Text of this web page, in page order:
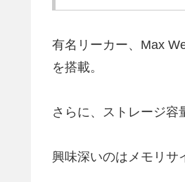
有名リーカー、Max
を搭載。
さらに、ストレージ容
興味深いのはメモリサ